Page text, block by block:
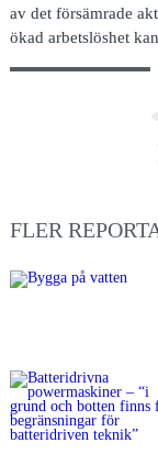
av det försämrade
ökad arbetslöshet
FLER